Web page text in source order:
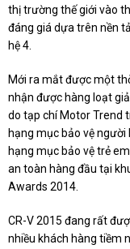
thị trường thế giới vào
đáng giá dựa trên nền
hệ 4.
Mới ra mắt được một
nhận được hàng loạt
do tạp chí Motor Trend
hạng mục bảo vệ
hạng mục bảo vệ trẻ
an toàn hàng đầu tại
Awards 2014.
CR-V 2015 đang rất
nhiều khách hàng tiềm